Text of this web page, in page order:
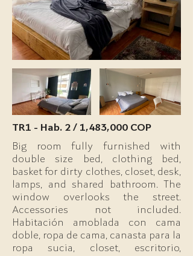
TR1 - Hab. 2 / 1,483,000 COP
Big room fully furnished with
double size bed, clothing bed,
basket for dirty clothes, closet, desk,
lamps, and shared bathroom. The
window overlooks the street.
Accessories not included.
Habitación amoblada con cama
doble, ropa de cama, canasta para la
ropa sucia, closet, escritorio,